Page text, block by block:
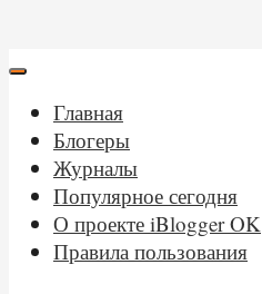
Главная
Блогеры
Журналы
Популярное сегодня
О проекте iBlogger OK
Правила пользования